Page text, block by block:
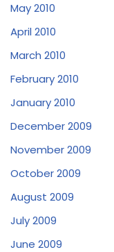
May 2010
April 2010
March 2010
February 2010
January 2010
December 2009
November 2009
October 2009
August 2009
July 2009
June 2009